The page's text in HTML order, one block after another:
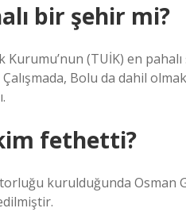
bir şehir mi?
(TUİK) en
Çalışmada, Bolu da dahil
fethetti?
kurulduğunda Osman